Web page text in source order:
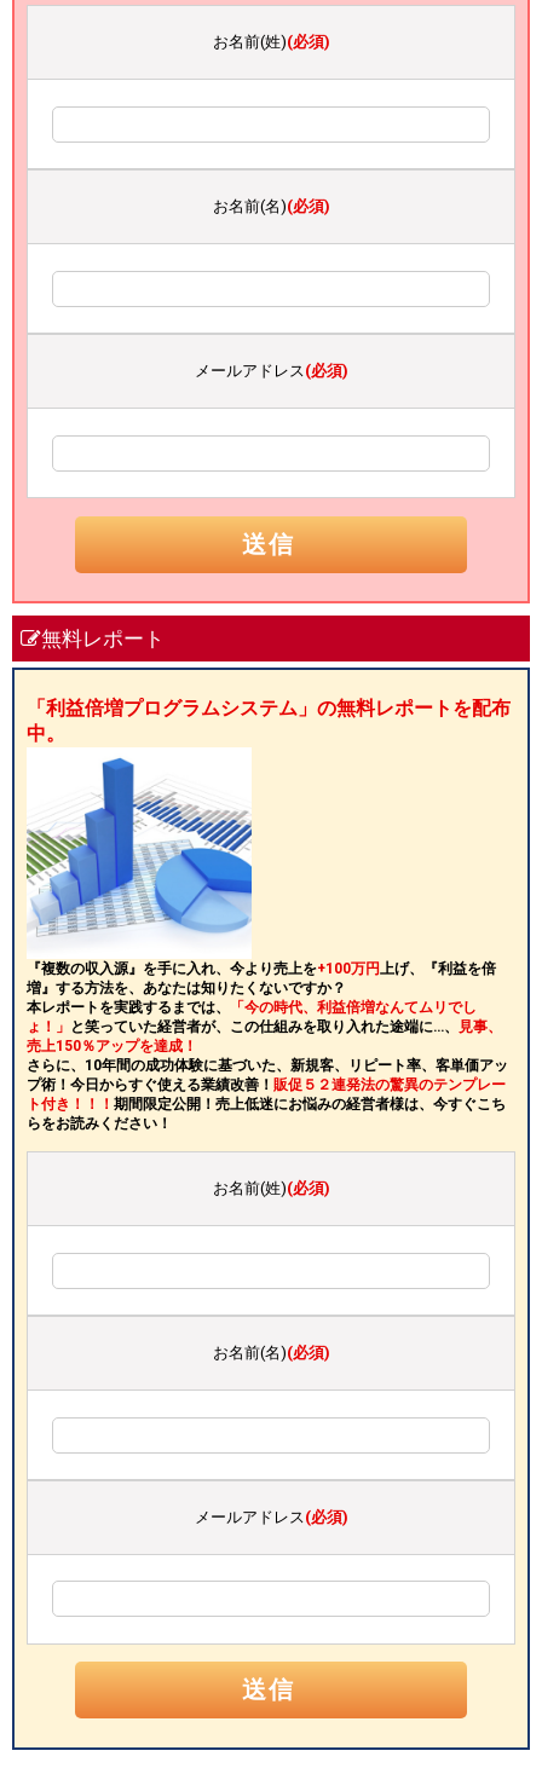
お名前(姓)(必須)
お名前(名)(必須)
メールアドレス(必須)
無料レポート
「利益倍増プログラムシステム」の無料レポートを配布
中。
『複数の収入源』を手に入れ、今より売上を+100万円上げ、『利益を倍
増』する方法を、あなたは知りたくないですか？
本レポートを実践するまでは、
「今の時代、利益倍増なんてムリでし
ょ！」 と笑っていた経営者が、この仕組みを取り入れた途端に…、
見事、
売上150％アップを達成！
さらに、10年間の成功体験に基づいた、新規客、リピート率、客単価アッ
プ術！今日からすぐ使える業績改善！ 販促５２連発法の驚異のテンプレー
ト付き！！！ 期間限定公開！売上低迷にお悩みの経営者様は、今すぐこち
らをお読みください！
お名前(姓)(必須)
お名前(名)(必須)
メールアドレス(必須)